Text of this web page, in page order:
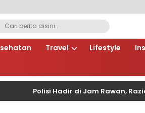
Travel Lifestyle
Polisi Hadir di Jam Rawan, Razia